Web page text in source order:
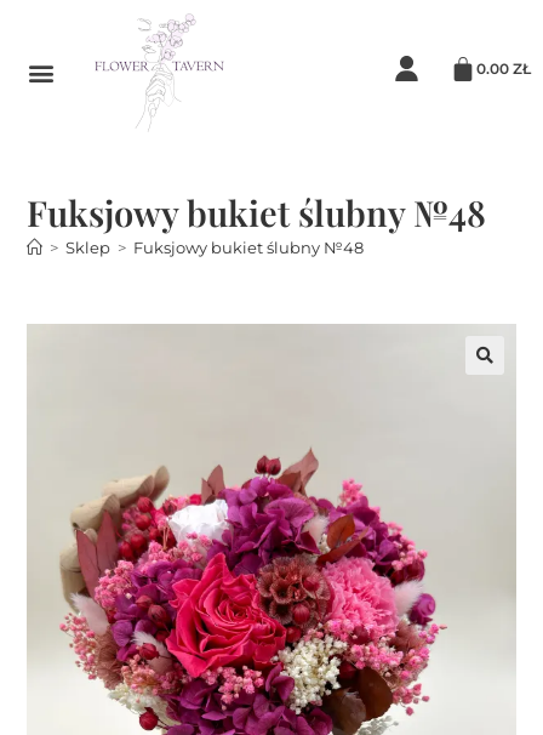
0.00 ZŁ
Fuksjowy bukiet ślubny №48
> Sklep > Fuksjowy bukiet ślubny №48